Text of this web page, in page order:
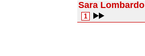
Sara Lombardo
1